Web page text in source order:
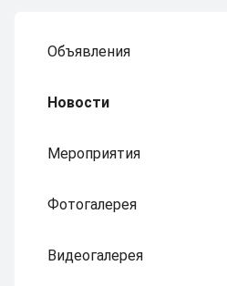
Объявления
Новости
Мероприятия
Фотогалерея
Видеогалерея